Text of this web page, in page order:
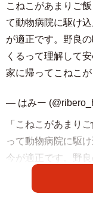
こねこがあまりご
て動物病院に駆け
が適正です。野良
くるって理解して
家に帰ってこねこ
— はみー
「こねこがあまり
って動物病院に駆
今が適正です。野
てくるって理解し
て、家に帰ってこ